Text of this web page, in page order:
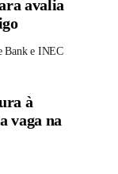
avalia
Bank e INEC
à
vaga na